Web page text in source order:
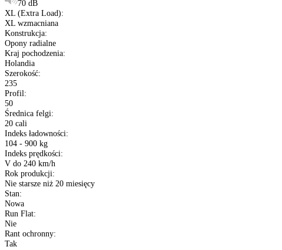
Dane techniczne
Producent:
Vredestein
Typ:
Opony terenowe
Bieżnik opony
Quatrac Pro EV
Sezon:
Opony Całoroczne
Rozmiar:
235/50 R20
Etykieta EU:
B
B
70 dB
XL (Extra Load)
XL wzmacniana
Konstrukcja